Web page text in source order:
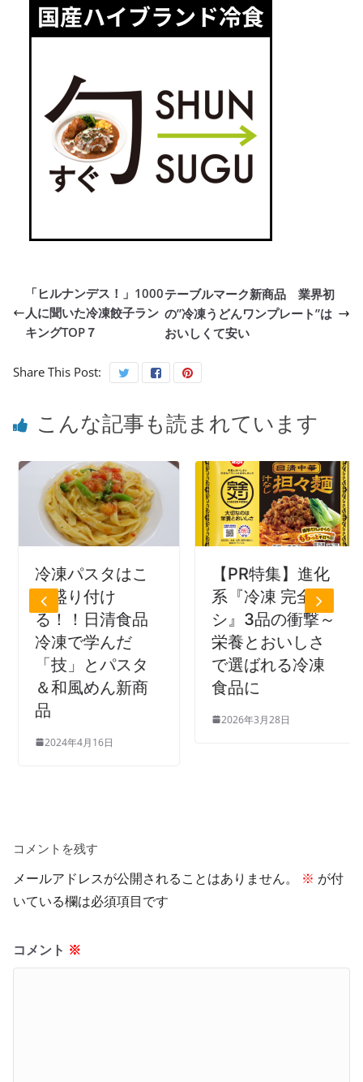
「ヒルナンデス！」1000
人に聞いた冷凍餃子ラン
キングTOP７
テーブルマーク新商品 業界初
の”冷凍うどんワンプレート”は
おいしくて安い
Share This Post:
こんな記事も読まれています
パスタはこ
り付け
！日清食品
で学んだ
」とパスタ
風めん新商
年4月16日
【PR特集】進化
系『冷凍 完全メ
シ』3品の衝撃～
栄養とおいしさ
で選ばれる冷凍
2026年3月28日
ム
コメントを残す
メールアドレスが公開されることはありません。 ※ が付
いている欄は必須項目です
コメント ※